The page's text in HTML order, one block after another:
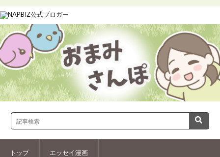
トップ エッセイ漫画